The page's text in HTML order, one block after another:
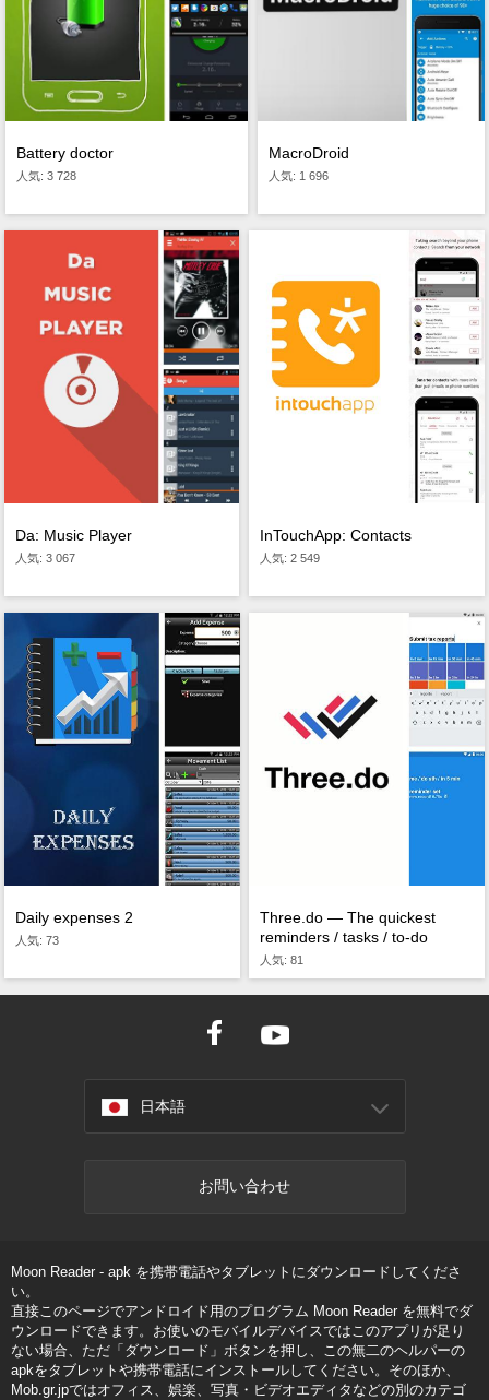
Battery doctor
人気: 3 728
MacroDroid
人気: 1 696
Da: Music Player
人気: 3 067
InTouchApp: Contacts
人気: 2 549
Daily expenses 2
人気: 73
Three.do — The quickest
reminders / tasks / to-do
人気: 81
日本語
お問い合わせ
Moon Reader - apk を携帯電話やタブレットにダウンロードしてくださ
い。
直接このページでアンドロイド用のプログラム Moon Reader を無料でダ
ウンロードできます。お使いのモバイルデバイスではこのアプリが足り
ない場合、ただ「ダウンロード」ボタンを押し、この無二のヘルパーの
apkをタブレットや携帯電話にインストールしてください。そのほか、
Mob.gr.jpではオフィス、娯楽、写真・ビデオエディタなどの別のカテゴ